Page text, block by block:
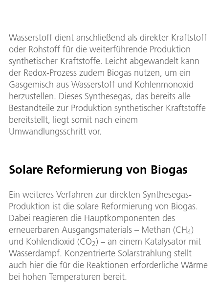
Wasserstoff dient anschließend als direkter Kraftstoff
oder Rohstoff für die weiterführende Produktion
synthetischer Kraftstoffe. Leicht abgewandelt kann
der Redox-Prozess zudem Biogas nutzen, um ein
Gasgemisch aus Wasserstoff und Kohlenmonoxid
herzustellen. Dieses Synthesegas, das bereits alle
Bestandteile zur Produktion synthetischer Kraftstoffe
bereitstellt, liegt somit nach einem
Umwandlungsschritt vor.
Solare Reformierung von Biogas
Ein weiteres Verfahren zur direkten Synthesegas-
Produktion ist die solare Reformierung von Biogas.
Dabei reagieren die Hauptkomponenten des
erneuerbaren Ausgangsmaterials – Methan (CH4)
und Kohlendioxid (CO2) – an einem Katalysator mit
Wasserdampf. Konzentrierte Solarstrahlung stellt
auch hier die für die Reaktionen erforderliche Wärme
bei hohen Temperaturen bereit.